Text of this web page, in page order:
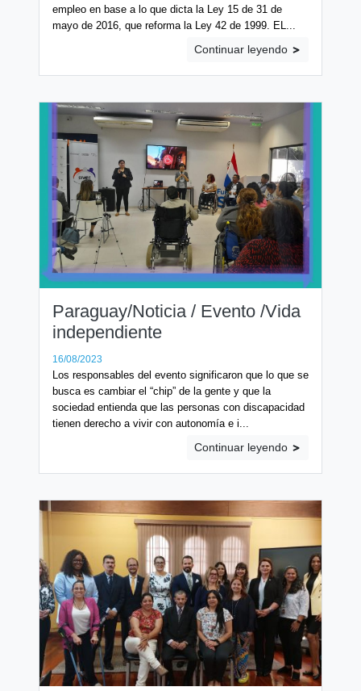
empleo en base a lo que dicta la Ley 15 de 31 de
mayo de 2016, que reforma la Ley 42 de 1999. EL...
Continuar leyendo
Paraguay/Noticia / Evento /Vida
independiente
16/08/2023
Los responsables del evento significaron que lo que se
busca es cambiar el “chip” de la gente y que la
sociedad entienda que las personas con discapacidad
tienen derecho a vivir con autonomía e i...
Continuar leyendo